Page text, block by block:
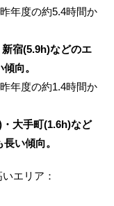
年度の約5.4時間か
宿(5.9h)などのエ
向。
年度の約1.4時間か
大手町(1.6h)など
い傾向。
エリア：